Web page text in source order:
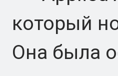
который
Она была